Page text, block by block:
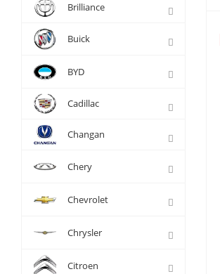
Brilliance
Buick
BYD
Cadillac
Changan
Chery
Chevrolet
Chrysler
Citroen